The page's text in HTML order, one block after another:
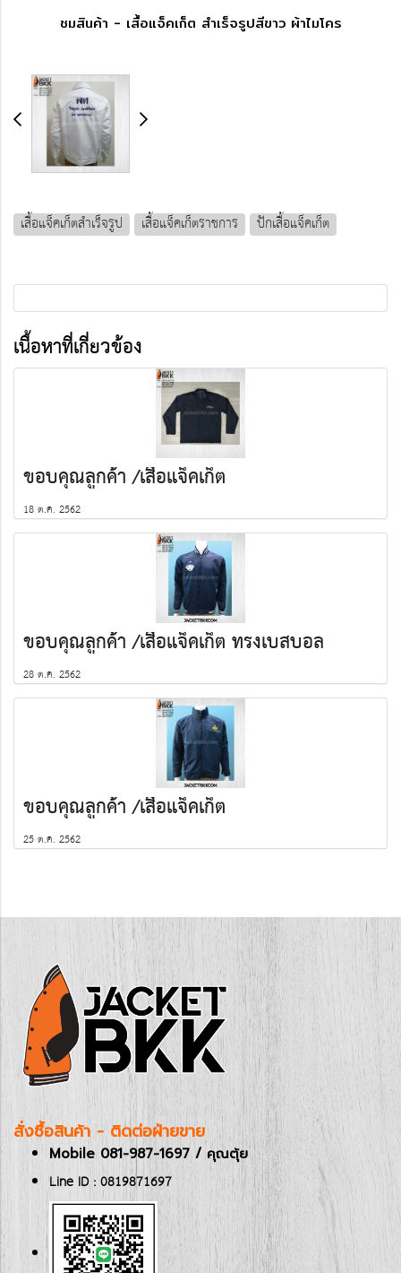
ชมสินค้า - เสื้อแจ็คเก็ต สำเร็จรูปสีขาว ผ้าไมโคร
เสื้อแจ็คเก็ตสำเร็จรูป เสื้อแจ็คเก็ตราชการ ปักเสื้อแจ็คเก็ต
เนื้อหาที่เกี่ยวข้อง
ขอบคุณลูกค้า /เสื้อแจ็คเก็ต
18 ต.ค. 2562
ขอบคุณลูกค้า /เสื้อแจ็คเก็ต ทรงเบสบอล
28 ต.ค. 2562
ขอบคุณลูกค้า /เสื้อแจ็คเก็ต
25 ต.ค. 2562
สั่งซื้อสินค้า - ติดต่อฝ่ายขาย
Mobile 081-987-1697 / คุณตุ้ย
Line ID : 0819871697